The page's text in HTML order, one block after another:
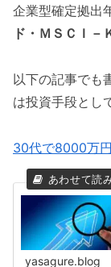
企業型確定拠出
ド・ＭＳＣＩ－
以下の記事でも
は投資手段とし
30代で8000万
yasagure.blog